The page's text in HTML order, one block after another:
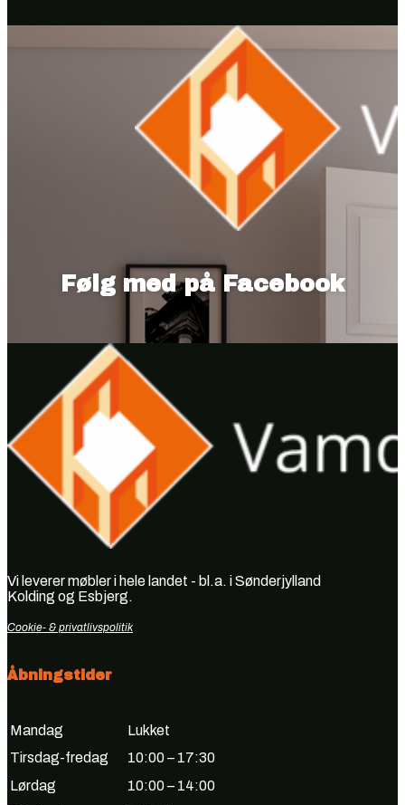
Følg med på Facebook
Vi leverer møbler i hele landet - bl.a. i Sønderjylland
Kolding og Esbjerg.
Cookie- & privatlivspolitik
Åbningstider
Mandag
Lukket
Tirsdag-fredag
10:00 – 17:30
Lørdag
10:00 – 14:00